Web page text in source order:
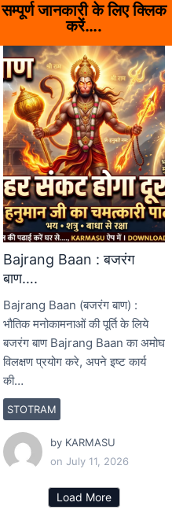
सम्पूर्ण जानकारी के लिए क्लिक
करें….
Bajrang Baan : बजरंग
बाण….
STOTRAM
Bajrang Baan (बजरंग बाण) :
भौतिक मनोकामनाओं की पूर्ति के लिये
बजरंग बाण Bajrang Baan का अमोघ
विलक्षण प्रयोग करे, अपने इष्ट कार्य
की…
by KARMASU
on July 11, 2026
Load More